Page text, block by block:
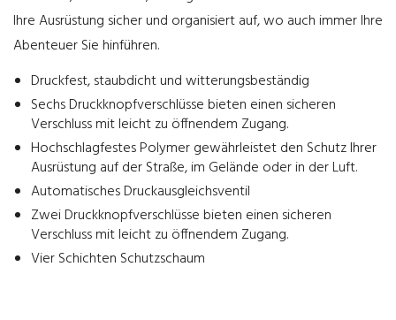
Ihre Ausrüstung sicher und organisiert auf, wo auch immer Ihre
Abenteuer Sie hinführen.
Druckfest, staubdicht und witterungsbeständig
Sechs Druckknopfverschlüsse bieten einen sicheren
Verschluss mit leicht zu öffnendem Zugang.
Hochschlagfestes Polymer gewährleistet den Schutz Ihrer
Ausrüstung auf der Straße, im Gelände oder in der Luft.
Automatisches Druckausgleichsventil
Zwei Druckknopfverschlüsse bieten einen sicheren
Verschluss mit leicht zu öffnendem Zugang.
Vier Schichten Schutzschaum